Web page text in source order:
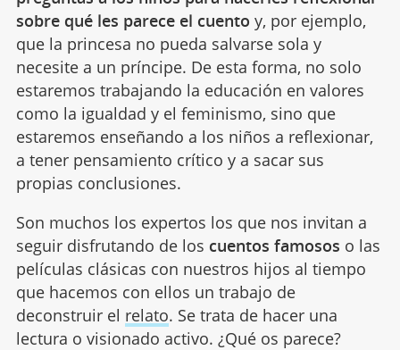
sobre qué les parece el cuento y, por ejemplo,
que la princesa no pueda salvarse sola y
necesite a un príncipe. De esta forma, no solo
estaremos trabajando la educación en valores
como la igualdad y el feminismo, sino que
estaremos enseñando a los niños a reflexionar,
a tener pensamiento crítico y a sacar sus
propias conclusiones.
Son muchos los expertos los que nos invitan a
seguir disfrutando de los cuentos famosos o las
películas clásicas con nuestros hijos al tiempo
que hacemos con ellos un trabajo de
deconstruir el relato. Se trata de hacer una
lectura o visionado activo. ¿Qué os parece?